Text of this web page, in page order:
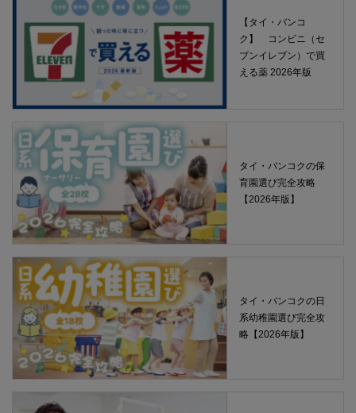
【タイ・バンコ
ク】 コンビニ（セ
ブンイレブン）で買
える薬 2026年版
タイ・バンコクの保
育園選び完全攻略
【2026年版】
タイ・バンコクの日
系幼稚園選び完全攻
略【2026年版】